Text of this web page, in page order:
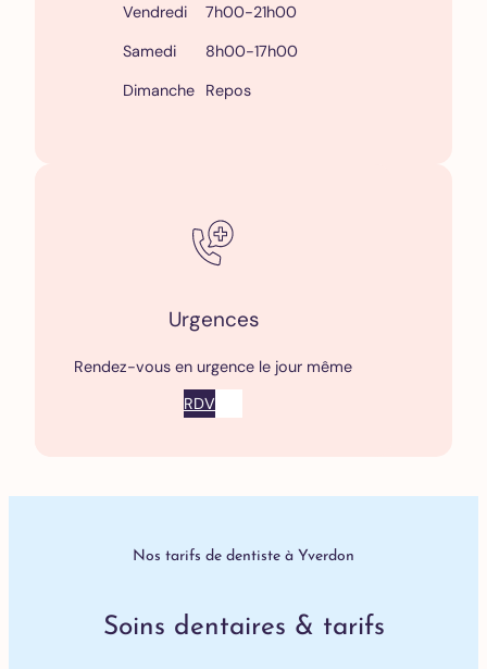
Vendredi
7h00-21h00
Samedi
8h00-17h00
Dimanche
Repos
Urgences
Rendez-vous en urgence le jour même
RDV
Nos tarifs de dentiste à Yverdon
Soins dentaires & tarifs